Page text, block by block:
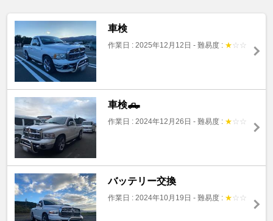
車検
作業日 : 2025年12月12日 - 難易度 : ★ ☆ ☆
車検🛻
作業日 : 2024年12月26日 - 難易度 : ★ ☆ ☆
バッテリー交換
作業日 : 2024年10月19日 - 難易度 : ★ ☆ ☆